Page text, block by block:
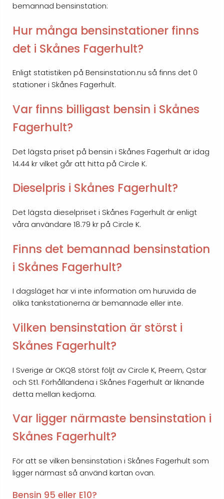
bemannad bensinstation:
Hur många bensinstationer finns
det i Skånes Fagerhult?
Enligt statistiken på Bensinstation.nu så finns det 0
stationer i Skånes Fagerhult.
Var finns billigast bensin i Skånes
Fagerhult?
Det lägsta priset på bensin i Skånes Fagerhult är idag
14.44 kr vilket går att hitta på Circle K.
Dieselpris i Skånes Fagerhult?
Det lägsta dieselpriset i Skånes Fagerhult är enligt
våra användare 18.79 kr på Circle K.
Finns det bemannad bensinstation
i Skånes Fagerhult?
I dagsläget har vi inte information om huruvida de
olika tankstationerna är bemannade eller inte.
Vilken bensinstation är störst i
Skånes Fagerhult?
I Sverige är OKQ8 störst följt av Circle K, Preem, Qstar
och St1. Förhållandena i Skånes Fagerhult är liknande
detta mellan kedjorna.
Var ligger närmaste bensinstation i
Skånes Fagerhult?
För att se vilken bensinstation i Skånes Fagerhult som
ligger närmast så använd kartan ovan.
Bensin 95 eller E10?